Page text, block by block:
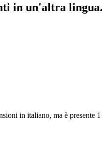
in un'altra lingua.
in italiano, ma è presente 1